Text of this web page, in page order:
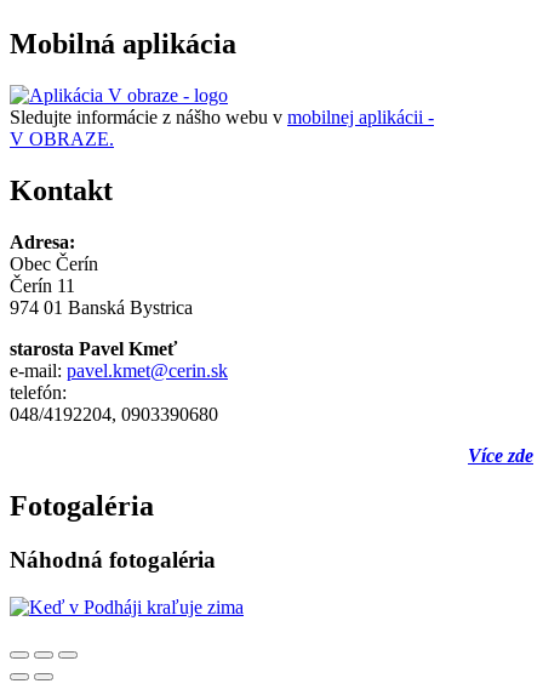
Mobilná aplikácia
Sledujte informácie z nášho webu v mobilnej aplikácii -
V OBRAZE.
Kontakt
Adresa:
Obec Čerín
Čerín 11
974 01 Banská Bystrica
starosta Pavel Kmeť
e-mail: pavel.kmet@cerin.sk
telefón:
048/4192204, 0903390680
Více zde
Fotogaléria
Náhodná fotogaléria